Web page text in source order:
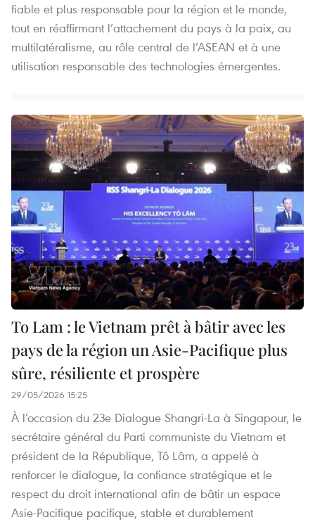
fiable et plus responsable pour la région et le monde,
tout en réaffirmant l’attachement du pays à la paix, au
multilatéralisme, au rôle central de l’ASEAN et à une
utilisation responsable des technologies émergentes.
To Lam : le Vietnam prêt à bâtir avec les
pays de la région un Asie-Pacifique plus
sûre, résiliente et prospère
29/05/2026 15:25
À l’occasion du 23e Dialogue Shangri-La à Singapour, le
secrétaire général du Parti communiste du Vietnam et
président de la République, Tô Lâm, a appelé à
renforcer le dialogue, la confiance stratégique et le
respect du droit international afin de bâtir un espace
Asie-Pacifique pacifique, stable et durablement